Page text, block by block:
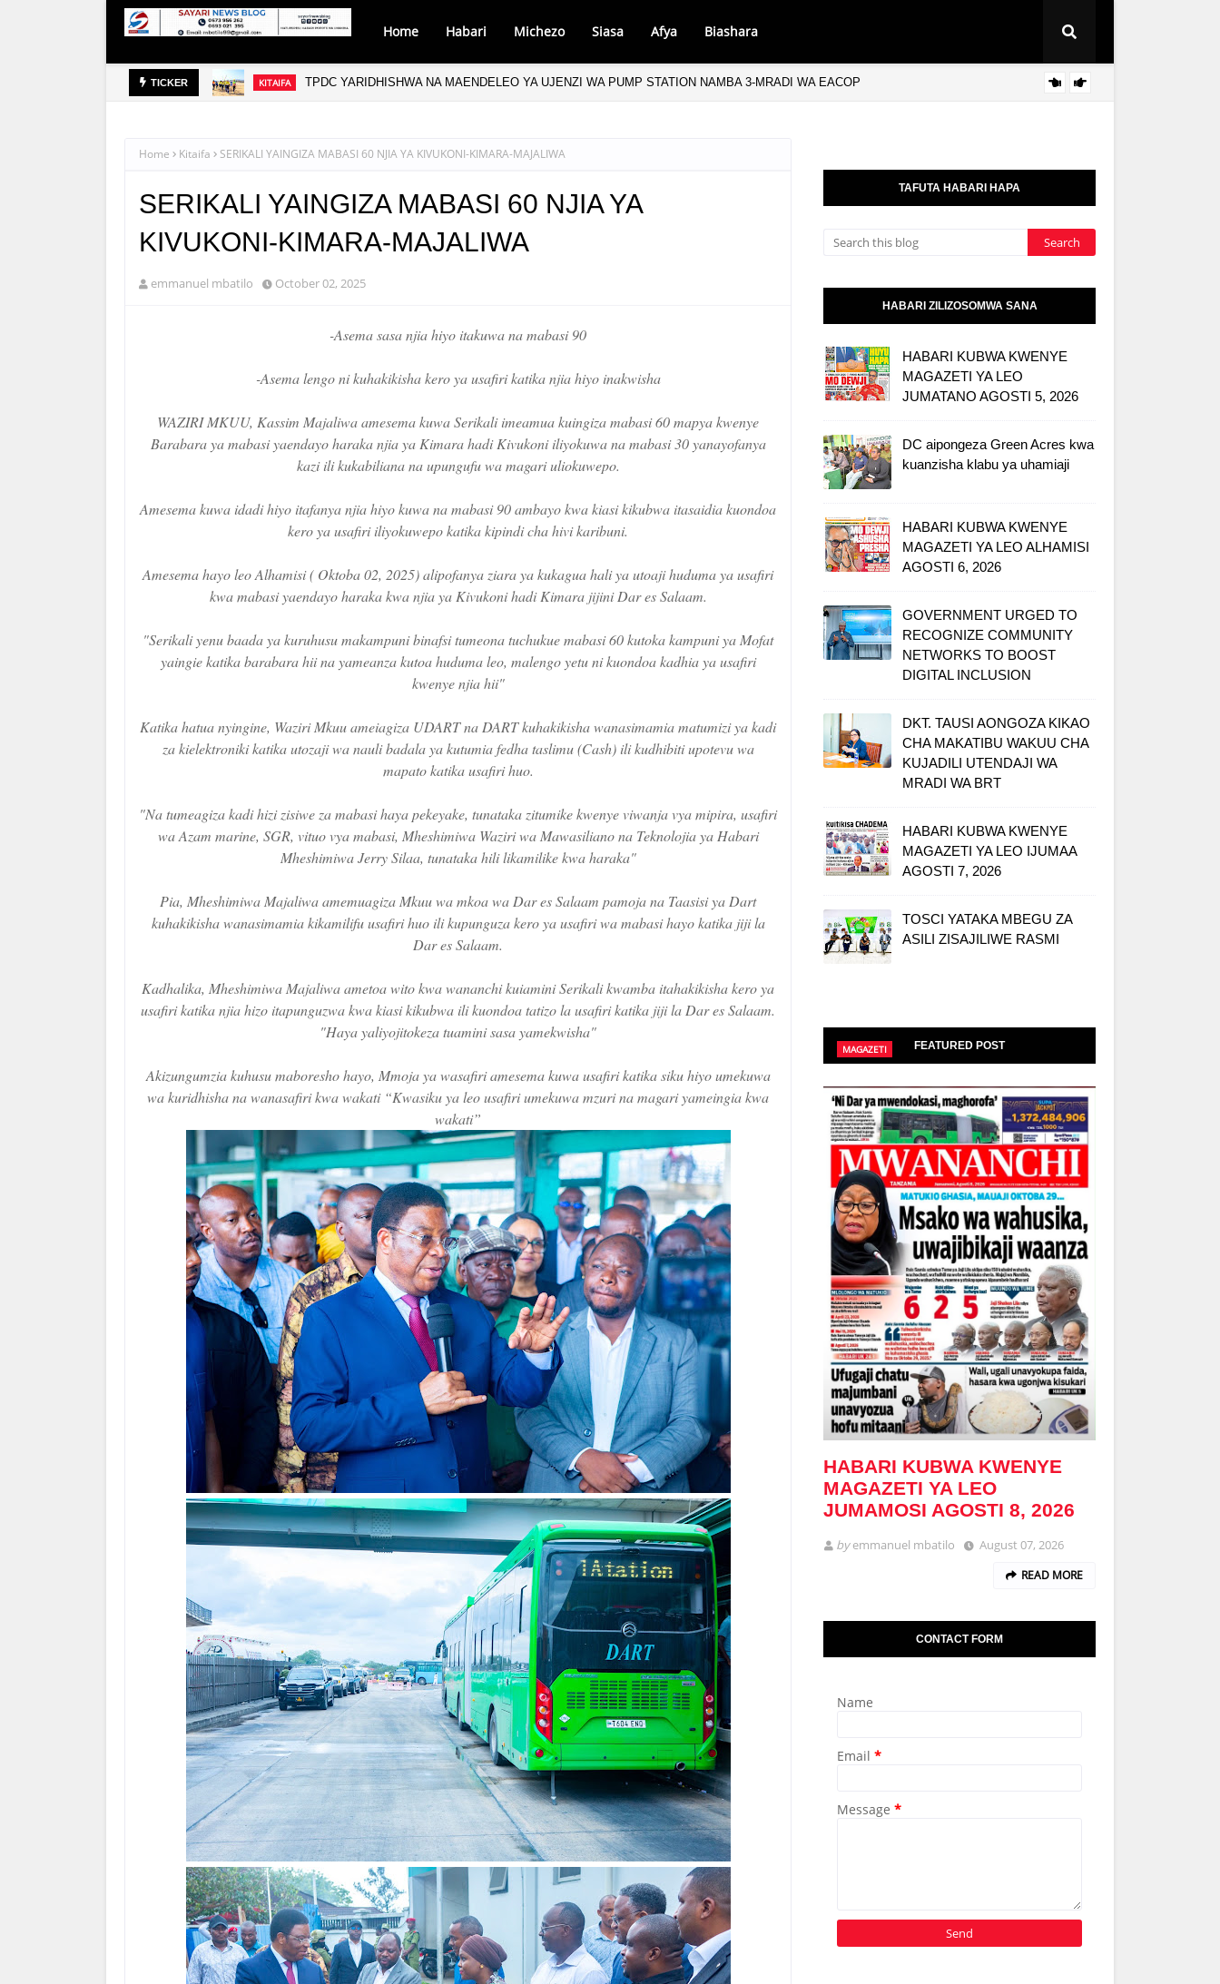
Home Habari Michezo Siasa Afya Biashara
TICKER KITAIFA TPDC YARIDHISHWA NA MAENDELEO YA UJENZI WA PUMP STATION NAMBA 3-MRADI WA EACOP
Home Kitaifa SERIKALI YAINGIZA MABASI 60 NJIA YA KIVUKONI-KIMARA-MAJALIWA
SERIKALI YAINGIZA MABASI 60 NJIA YA
KIVUKONI-KIMARA-MAJALIWA
emmanuel mbatilo October 02, 2025
-Asema sasa njia hiyo itakuwa na mabasi 90
-Asema lengo ni kuhakikisha kero ya usafiri katika njia hiyo inakwisha
WAZIRI MKUU, Kassim Majaliwa amesema kuwa Serikali imeamua kuingiza mabasi 60 mapya kwenye
Barabara ya mabasi yaendayo haraka njia ya Kimara hadi Kivukoni iliyokuwa na mabasi 30 yanayofanya
kazi ili kukabiliana na upungufu wa magari uliokuwepo.
Amesema kuwa idadi hiyo itafanya njia hiyo kuwa na mabasi 90 ambayo kwa kiasi kikubwa itasaidia kuondoa
kero ya usafiri iliyokuwepo katika kipindi cha hivi karibuni.
Amesema hayo leo Alhamisi ( Oktoba 02, 2025) alipofanya ziara ya kukagua hali ya utoaji huduma ya usafiri
kwa mabasi yaendayo haraka kwa njia ya Kivukoni hadi Kimara jijini Dar es Salaam.
"Serikali yenu baada ya kuruhusu makampuni binafsi tumeona tuchukue mabasi 60 kutoka kampuni ya Mofat
yaingie katika barabara hii na yameanza kutoa huduma leo, malengo yetu ni kuondoa kadhia ya usafiri
kwenye njia hii"
Katika hatua nyingine, Waziri Mkuu ameiagiza UDART na DART kuhakikisha wanasimamia matumizi ya kadi
za kielektroniki katika utozaji wa nauli badala ya kutumia fedha taslimu (Cash) ili kudhibiti upotevu wa
mapato katika usafiri huo.
"Na tumeagiza kadi hizi zisiwe za mabasi haya pekeyake, tunataka zitumike kwenye viwanja vya mipira, usafiri
wa Azam marine, SGR, vituo vya mabasi, Mheshimiwa Waziri wa Mawasiliano na Teknolojia ya Habari
Mheshimiwa Jerry Silaa, tunataka hili likamilike kwa haraka"
Pia, Mheshimiwa Majaliwa amemuagiza Mkuu wa mkoa wa Dar es Salaam pamoja na Taasisi ya Dart
kuhakikisha wanasimamia kikamilifu usafiri huo ili kupunguza kero ya usafiri wa mabasi hayo katika jiji la
Dar es Salaam.
Kadhalika, Mheshimiwa Majaliwa ametoa wito kwa wananchi kuiamini Serikali kwamba itahakikisha kero ya
usafiri katika njia hizo itapunguzwa kwa kiasi kikubwa ili kuondoa tatizo la usafiri katika jiji la Dar es Salaam.
"Haya yaliyojitokeza tuamini sasa yamekwisha"
Akizungumzia kuhusu maboresho hayo, Mmoja ya wasafiri amesema kuwa usafiri katika siku hiyo umekuwa
wa kuridhisha na wanasafiri kwa wakati “Kwasiku ya leo usafiri umekuwa mzuri na magari yameingia kwa
wakati”
TAFUTA HABARI HAPA
HABARI ZILIZOSOMWA SANA
HABARI KUBWA KWENYE
MAGAZETI YA LEO
JUMATANO AGOSTI 5, 2026
DC aipongeza Green Acres kwa
kuanzisha klabu ya uhamiaji
HABARI KUBWA KWENYE
MAGAZETI YA LEO ALHAMISI
AGOSTI 6, 2026
GOVERNMENT URGED TO
RECOGNIZE COMMUNITY
NETWORKS TO BOOST
DIGITAL INCLUSION
DKT. TAUSI AONGOZA KIKAO
CHA MAKATIBU WAKUU CHA
KUJADILI UTENDAJI WA
MRADI WA BRT
HABARI KUBWA KWENYE
MAGAZETI YA LEO IJUMAA
AGOSTI 7, 2026
TOSCI YATAKA MBEGU ZA
ASILI ZISAJILIWE RASMI
FEATURED POST
MAGAZETI
HABARI KUBWA KWENYE
MAGAZETI YA LEO
JUMAMOSI AGOSTI 8, 2026
byemmanuel mbatilo August 07, 2026
READ MORE
CONTACT FORM
Name
Email *
Message *